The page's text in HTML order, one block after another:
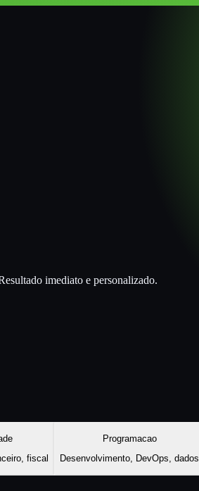
imediato e personalizado.
fiscal
Programacao
Desenvolvimento, DevOps, dados